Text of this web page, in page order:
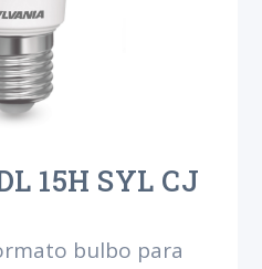
15H SYL CJ
bulbo para